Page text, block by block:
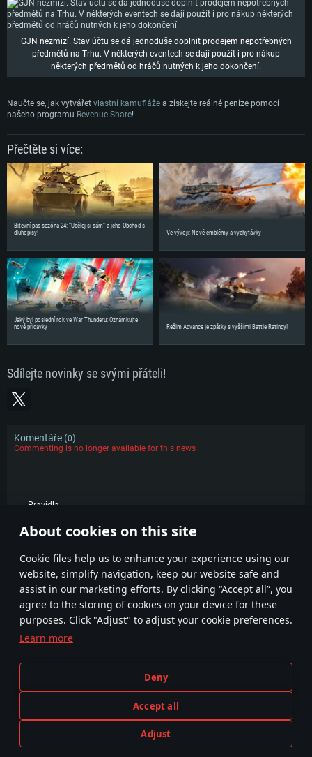
About cookies on this site
Сookie files help us to enhance your experience using our
website, simplify navigation, keep our website safe and
assist in our marketing efforts. By clicking “Accept all”, you
agree to the storing of cookies on your device for these
purposes. Click "Adjust" to adjust your cookie preferences.
Learn more
Deny
Accept all
Adjust
Připojení: Širokopásmové připojení
Místo na disku: 62,2 GB
GJN nezmizí. Stav účtu se dá jednoduše doplnit prodejem nepotřebných
předmětů na Trhu. V některých eventech se dají použít i pro nákup
některých předmětů od hráčů nutných k jeho dokončení.
Naučte se, jak vytvářet vlastní kamufláže a získejte reálné peníze pomocí
našeho programu Revenue Share!
Přečtěte si více:
Bitevní pas sezóna 24: “Udělej si sám” a jeho Obchod s
dluhopisy!
Ve vývoji: Nové emblémy a vychytávky
Jaký byl poslední rok ve War Thunderu: Oznámkujte
nové přídavky
Režim Advance je zpátky s vyššími Battle Ratingy!
Sdílejte novinky se svými přáteli!
Komentáře (0)
Commenting is no longer available for this news
Pravidla
POPULÁRNÍ
Smluvní podmínky
Pravidla soukromí
Nastavení souborů cookie
jakýmkoli výrobcem zbraně nebo vozidla.
HREJTE TEĎ